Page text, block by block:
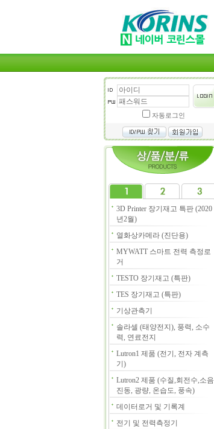
자동로그인
3D Printer 장기재고 특판 (2020
년2월)
열화상카메라 (진단용)
MYWATT 스마트 전력 측정로
거
TESTO 장기재고 (특판)
TES 장기재고 (특판)
기상관측기
솔라셀 (태양전지), 풍력, 소수
력, 연료전지
Lutron1 제품 (전기, 전자 계측
기)
Lutron2 제품 (수질,회전수,소음
진동, 광량, 온습도, 풍속)
데이터로거 및 기록계
전기 및 전력측정기